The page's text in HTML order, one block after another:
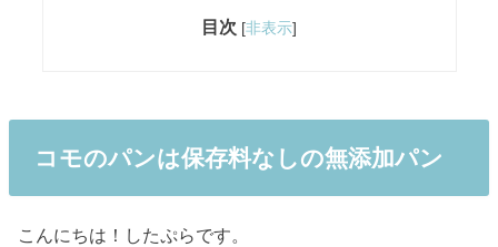
目次 [非表示]
コモのパンは保存料なしの無添加パン
こんにちは！したぷらです。